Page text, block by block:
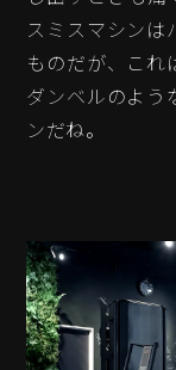
スミスマシンは
ものだが、これ
ダンベルのよう
ンだね。